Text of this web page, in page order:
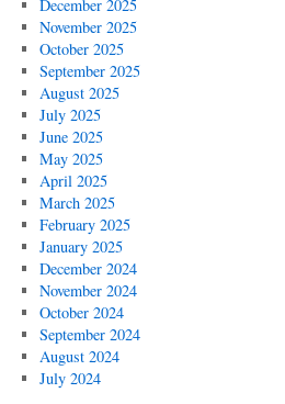
December 2025
November 2025
October 2025
September 2025
August 2025
July 2025
June 2025
May 2025
April 2025
March 2025
February 2025
January 2025
December 2024
November 2024
October 2024
September 2024
August 2024
July 2024